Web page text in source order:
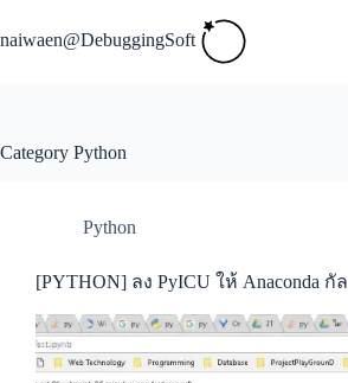
content
naiwaen@DebuggingSoft
Category Python
Python
[PYTHON] ลง PyICU ให้ Anaconda กัล